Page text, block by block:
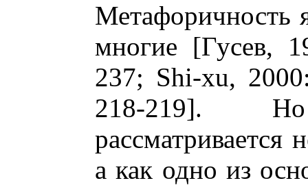
Метафоричность
многие [Гусев,
237; Shi-xu,
218-219].
рассматривается
а как одно из